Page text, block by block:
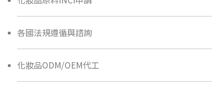
各國法規遵循與諮詢
化妝品ODM/OEM代工